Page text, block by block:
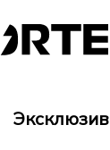
Эксклюзив